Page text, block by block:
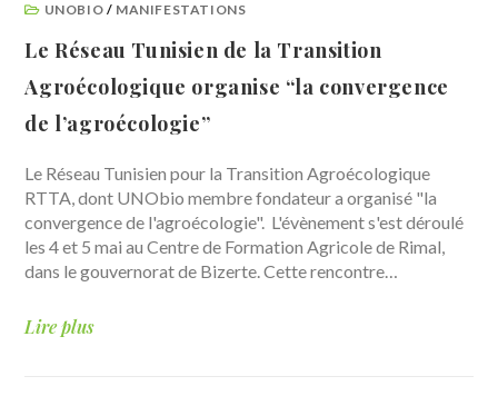
UNOBIO / MANIFESTATIONS
Le Réseau Tunisien de la Transition
Agroécologique organise “la convergence
de l’agroécologie”
Le Réseau Tunisien pour la Transition Agroécologique
RTTA, dont UNObio membre fondateur a organisé "la
convergence de l'agroécologie". L'évènement s'est déroulé
les 4 et 5 mai au Centre de Formation Agricole de Rimal,
dans le gouvernorat de Bizerte. Cette rencontre…
Lire plus